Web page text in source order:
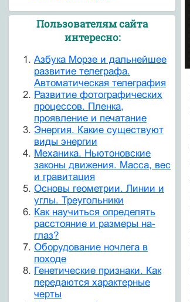
Пользователям сайта
интересно:
Азбука Морзе и дальнейшее
развитие телеграфа.
Автоматическая телеграфия
Развитие фотографических
процессов. Пленка,
проявление и печатание
Энергия. Какие существуют
виды энергии
Механика. Ньютоновские
законы движения. Масса, вес
и гравитация
Основы геометрии. Линии и
углы. Треугольники
Как научиться определять
расстояние и размеры на-
глаз?
Оборудование ночлега в
походе
Генетические признаки. Как
передаются характерные
черты